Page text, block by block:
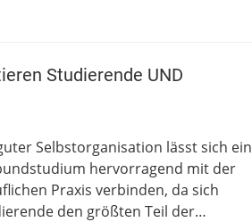
Studierende UND
Selbstorganisation lässt sich ein
hervorragend mit der
Praxis verbinden, da sich
den größten Teil der…